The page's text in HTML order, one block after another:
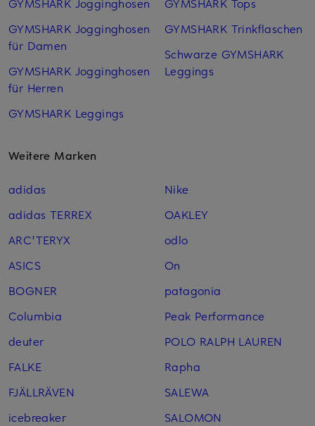
GYMSHARK Jogginghosen
für Damen
GYMSHARK Jogginghosen
für Herren
GYMSHARK Leggings
GYMSHARK Trinkflaschen
Schwarze GYMSHARK
Leggings
Weitere Marken
adidas
adidas TERREX
ARC'TERYX
ASICS
BOGNER
Columbia
deuter
FALKE
FJÄLLRÄVEN
icebreaker
Nike
OAKLEY
odlo
On
patagonia
Peak Performance
POLO RALPH LAUREN
Rapha
SALEWA
SALOMON